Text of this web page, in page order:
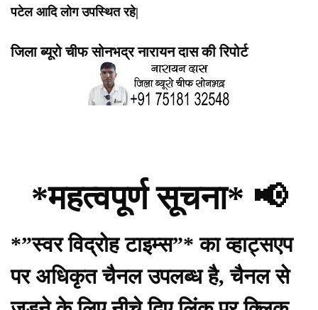
पटेल आदि लोग उपस्थित रहे|
जिला ब्यूरो चीफ सोनभद्र नारायन दास की रिपोर्ट
*महत्वपूर्ण सूचना* 📢
*”स्वर विद्रोह टाइम्स”* का व्हाट्सएप
पर अधिकृत चैनल उपलब्ध है, चैनल से